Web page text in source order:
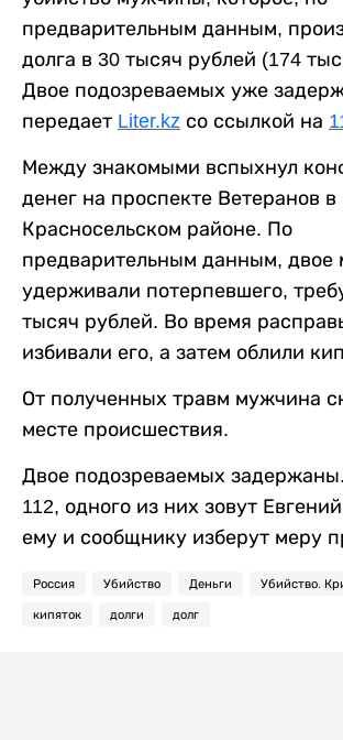
предварительным данным,
долга в 30 тысяч рублей (174
Двое подозреваемых уже
передает Liter.kz со ссылкой на
Между знакомыми вспыхнул
денег на проспекте Ветеранов в
Красносельском районе. По
предварительным данным, двое
удерживали потерпевшего,
тысяч рублей. Во время
избивали его, а затем облили
От полученных травм мужчина
месте происшествия.
Двое подозреваемых
112, одного из них зовут
ему и сообщнику изберут меру
Россия Убийство Деньги Убийство.
кипяток долги долг